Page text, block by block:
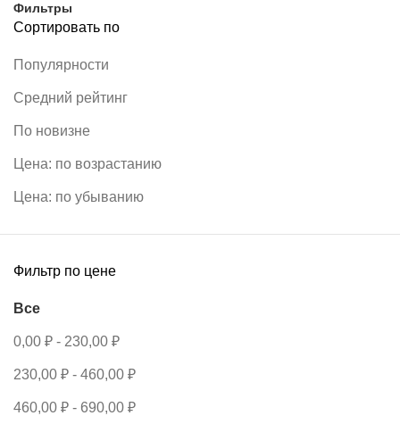
Фильтры
Сортировать по
Популярности
Средний рейтинг
По новизне
Цена: по возрастанию
Цена: по убыванию
Фильтр по цене
Все
0,00 ₽ - 230,00 ₽
230,00 ₽ - 460,00 ₽
460,00 ₽ - 690,00 ₽